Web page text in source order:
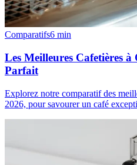
Comparatifs6 min
Les Meilleures Cafetières
Parfait
Explorez notre comparatif des
2026, pour savourer un café